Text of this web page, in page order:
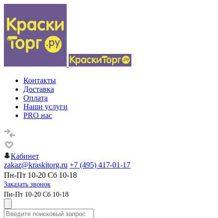
Контакты
Доставка
Оплата
Наши услуги
PRO нас
Кабинет
zakaz@kraskitorg.ru +7 (495) 417-01-17
Пн-Пт 10-20 Сб 10-18
Заказать звонок
Пн-Пт 10-20 Сб 10-18